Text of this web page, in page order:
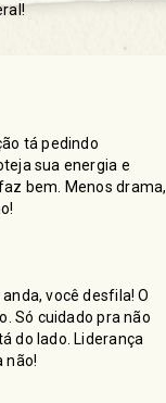
tá pedindo
sua energia e
bem. Menos drama,
você desfila! O
Só cuidado pra não
do lado. Liderança
não!